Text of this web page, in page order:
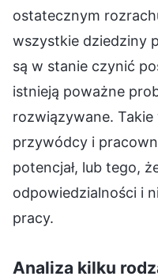
ostatecznym
wszystkie dziedziny
są w stanie czynić
istnieją poważne
rozwiązywane. Takie
przywódcy i
potencjał, lub tego,
odpowiedzialności i
pracy.
Analiza kilku